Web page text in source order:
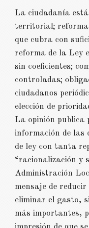
La ciudadanía
territorial; reforma
que cubra con
reforma de la Ley
sin coeficientes;
controladas;
ciudadanos
elección de
La opinión publica
información de las
de ley con tanta
“racionalización y
Administración
mensaje de
eliminar el gasto,
más importantes,